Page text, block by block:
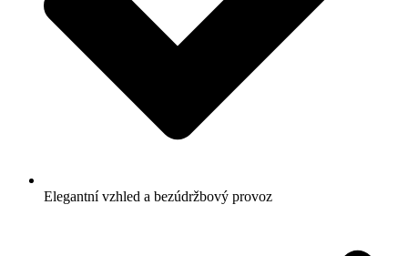
Elegantní vzhled a bezúdržbový provoz